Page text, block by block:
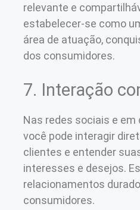
relevante e
estabelecer-se como
área de atuação,
dos consumidores.
7. Interação
Nas redes sociais e
você pode interagir
clientes e entender
interesses e desejos.
relacionamentos
consumidores.